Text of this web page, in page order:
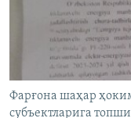
Фарғона шаҳар
субъектларига